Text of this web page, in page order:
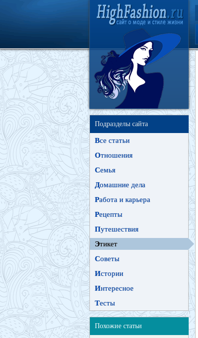
Подразделы сайта
Все статьи
Отношения
Семья
Домашние дела
Работа и карьера
Рецепты
Путешествия
Этикет
Советы
Истории
Интересное
Тесты
Похожие статьи